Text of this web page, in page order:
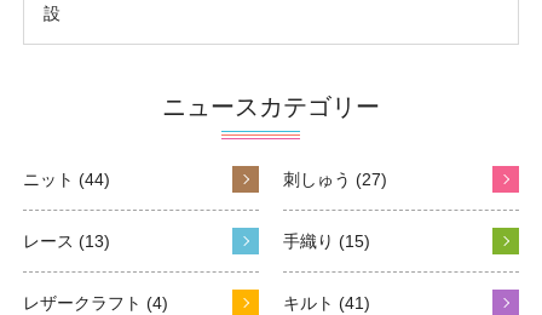
設
ニュースカテゴリー
ニット (44) 刺しゅう (27)
レース (13) 手織り (15)
レザークラフト (4) キルト (41)